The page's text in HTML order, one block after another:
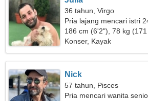
36 tahun, Virgo
Pria lajang mencari istri
186 cm (6'2"), 78 kg (171
Konser, Kayak
Nick
57 tahun, Pisces
Pria mencari wanita